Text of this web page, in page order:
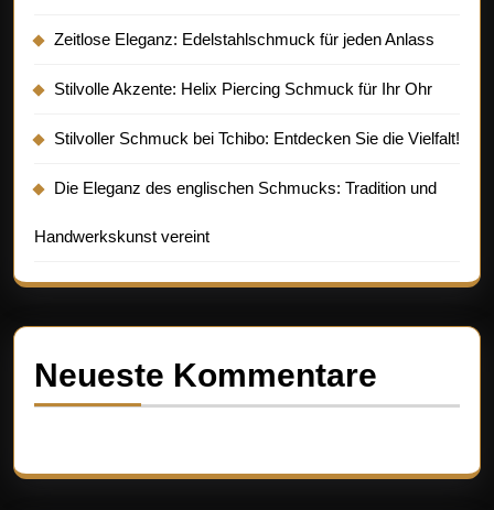
Zeitlose Eleganz: Edelstahlschmuck für jeden Anlass
Stilvolle Akzente: Helix Piercing Schmuck für Ihr Ohr
Stilvoller Schmuck bei Tchibo: Entdecken Sie die Vielfalt!
Die Eleganz des englischen Schmucks: Tradition und
Handwerkskunst vereint
Neueste Kommentare